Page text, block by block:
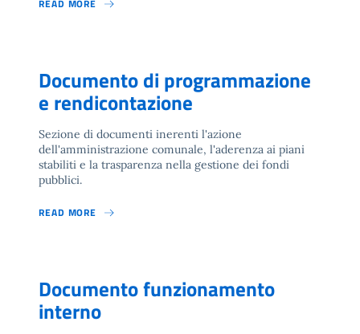
READ MORE
Documento di programmazione
e rendicontazione
Sezione di documenti inerenti l'azione
dell'amministrazione comunale, l'aderenza ai piani
stabiliti e la trasparenza nella gestione dei fondi
pubblici.
READ MORE
Documento funzionamento
interno